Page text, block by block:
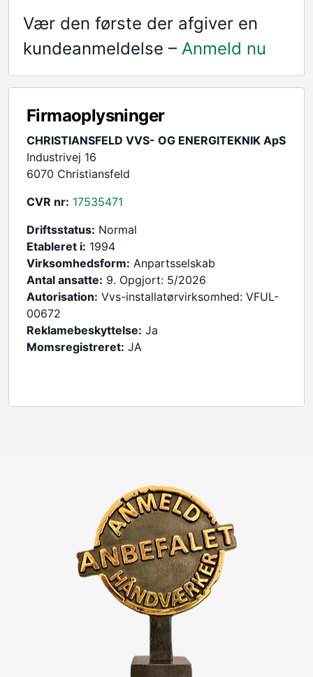
Vær den første der afgiver en
kundeanmeldelse – Anmeld nu
Firmaoplysninger
CHRISTIANSFELD VVS- OG ENERGITEKNIK ApS
Industrivej 16
6070 Christiansfeld
CVR nr: 17535471
Driftsstatus: Normal
Etableret i: 1994
Virksomhedsform: Anpartsselskab
Antal ansatte: 9. Opgjort: 5/2026
Autorisation: Vvs-installatørvirksomhed: VFUL-
00672
Reklamebeskyttelse: Ja
Momsregistreret: JA